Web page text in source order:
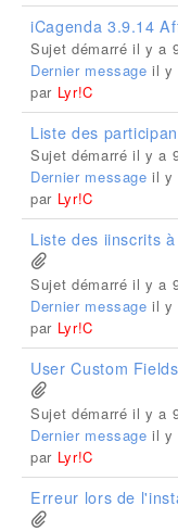
iCagenda 3.9.14
Sujet démarré il y a
Dernier message il y
par Lyr!C
Liste des
Sujet démarré il y a
Dernier message il y
par Lyr!C
Liste des iinscrits
Sujet démarré il y a
Dernier message il y
par Lyr!C
User Custom Fields
Sujet démarré il y a
Dernier message il y
par Lyr!C
Erreur lors de